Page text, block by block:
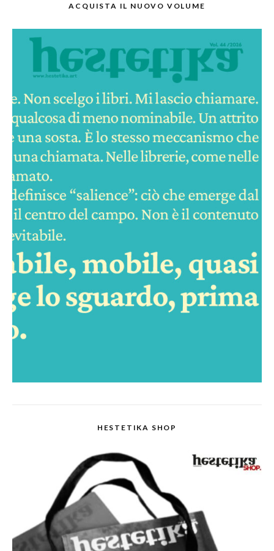
ACQUISTA IL NUOVO VOLUME
HESTETIKA SHOP